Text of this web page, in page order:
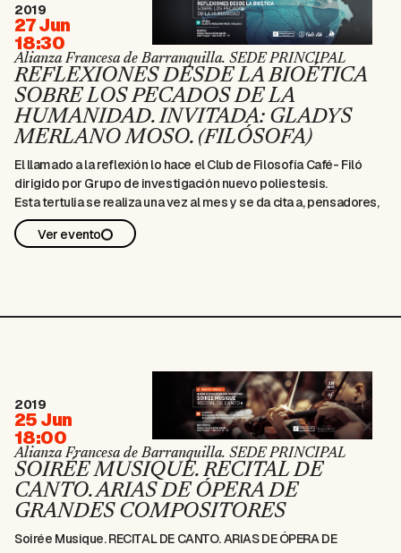
2019
27 Jun
18:30
Alianza Francesa de Barranquilla. SEDE PRINCIPAL
REFLEXIONES DESDE LA BIOÉTICA
SOBRE LOS PECADOS DE LA
HUMANIDAD. INVITADA: GLADYS
MERLANO MOSO. (FILÓSOFA)
El llamado a la reflexión lo hace el Club de Filosofía Café- Filó
dirigido por Grupo de investigación nuevo poliestesis.
Esta tertulia se realiza una vez al mes y se da cita a, pensadores,
filósofos, inquietos y todo aquel que desea participar en
espacios de construcción.
Entrada libre
No. 54 – 75) Hora: 6:30 pm
Ver evento
2019
25 Jun
18:00
Alianza Francesa de Barranquilla. SEDE PRINCIPAL
SOIRÉE MUSIQUE. RECITAL DE
CANTO. ARIAS DE ÓPERA DE
GRANDES COMPOSITORES
Soirée Musique. RECITAL DE CANTO. ARIAS DE ÓPERA DE